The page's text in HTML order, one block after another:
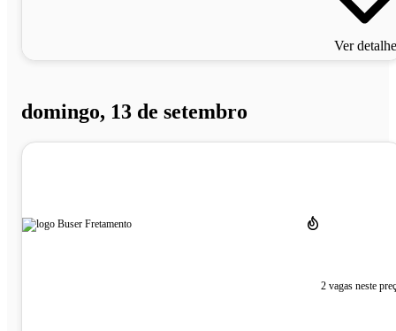
Ver
domingo, 13 de setembro
2 vagas neste